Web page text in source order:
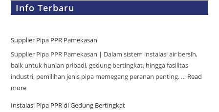
Info Terbaru
Supplier Pipa PPR Pamekasan
Supplier Pipa PPR Pamekasan | Dalam sistem instalasi air bersih,
baik untuk hunian pribadi, gedung bertingkat, hingga fasilitas
industri, pemilihan jenis pipa memegang peranan penting. … Read
more
Instalasi Pipa PPR di Gedung Bertingkat